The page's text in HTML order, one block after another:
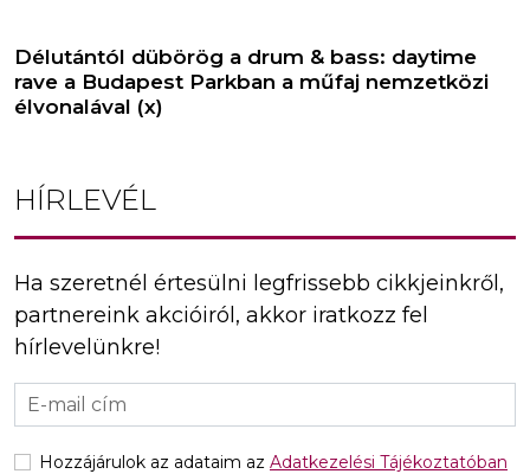
Délutántól dübörög a drum & bass: daytime
rave a Budapest Parkban a műfaj nemzetközi
élvonalával (x)
HÍRLEVÉL
Ha szeretnél értesülni legfrissebb cikkjeinkről,
partnereink akcióiról, akkor iratkozz fel
hírlevelünkre!
Hozzájárulok az adataim az Adatkezelési Tájékoztatóban